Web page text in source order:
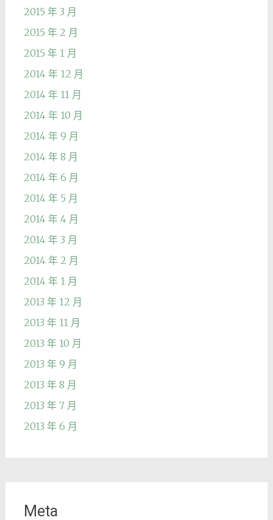
2015 年 3 月
2015 年 2 月
2015 年 1 月
2014 年 12 月
2014 年 11 月
2014 年 10 月
2014 年 9 月
2014 年 8 月
2014 年 6 月
2014 年 5 月
2014 年 4 月
2014 年 3 月
2014 年 2 月
2014 年 1 月
2013 年 12 月
2013 年 11 月
2013 年 10 月
2013 年 9 月
2013 年 8 月
2013 年 7 月
2013 年 6 月
Meta